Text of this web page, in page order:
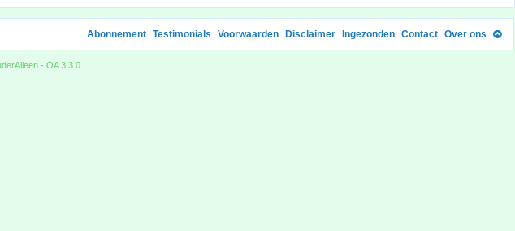
Abonnement Testimonials Voorwaarden Disclaimer Ingezonden Contact Over ons
- OA 3.3.0